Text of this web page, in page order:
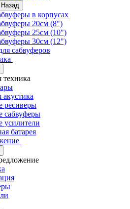
Назад
в корпусах
20см (8")
25см (10")
30см (12")
сабвуферов
техника
ресиверы
сабвуферы
усилители
батарея